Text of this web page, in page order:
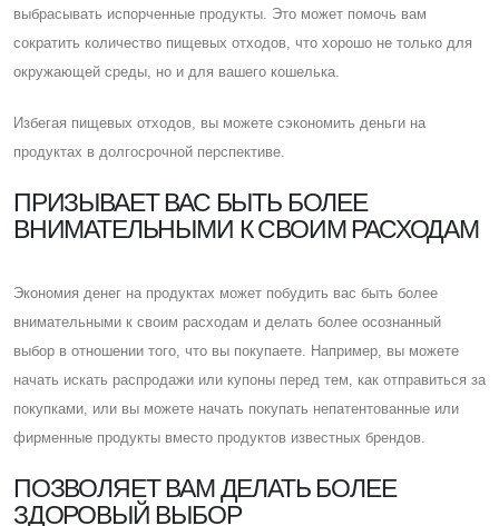
выбрасывать испорченные продукты. Это может помочь вам
сократить количество пищевых отходов, что хорошо не только для
окружающей среды, но и для вашего кошелька.
Избегая пищевых отходов, вы можете сэкономить деньги на
продуктах в долгосрочной перспективе.
ПРИЗЫВАЕТ ВАС БЫТЬ БОЛЕЕ
ВНИМАТЕЛЬНЫМИ К СВОИМ РАСХОДАМ
Экономия денег на продуктах может побудить вас быть более
внимательными к своим расходам и делать более осознанный
выбор в отношении того, что вы покупаете. Например, вы можете
начать искать распродажи или купоны перед тем, как отправиться за
покупками, или вы можете начать покупать непатентованные или
фирменные продукты вместо продуктов известных брендов.
ПОЗВОЛЯЕТ ВАМ ДЕЛАТЬ БОЛЕЕ
ЗДОРОВЫЙ ВЫБОР